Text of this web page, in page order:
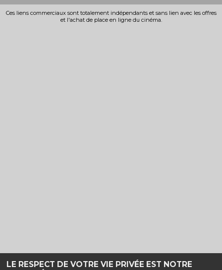
LE RESPECT DE VOTRE VIE PRIVÉE EST NOTRE
Ces liens commerciaux sont totalement indépendants et sans lien avec les offres
et l'achat de place en ligne du cinéma.